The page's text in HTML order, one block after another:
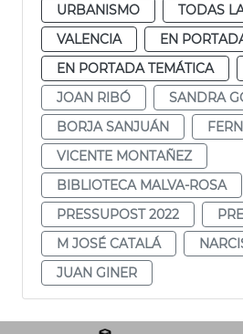
URBANISMO
TODAS
VALENCIA
EN
EN PORTADA TEMÁTICA
JOAN RIBÓ
SANDRA
BORJA SANJUÁN
VICENTE MONTAÑEZ
BIBLIOTECA MALVA-ROSA
PRESSUPOST 2022
M JOSÉ CATALÁ
JUAN GINER